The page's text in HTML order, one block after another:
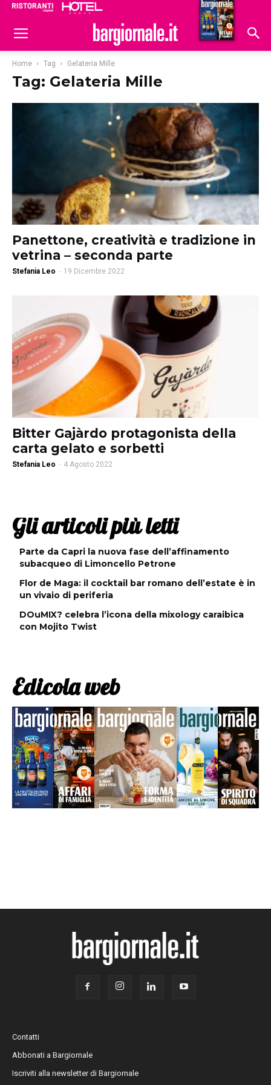
Hoteldomani
Home Tag Gelateria Mille
Tag: Gelateria Mille
Panettone, creatività e tradizione in
vetrina – seconda parte
Stefania Leo - 19 Dicembre 2022
Bitter Gajàrdo protagonista della
carta gelato e sorbetti
Stefania Leo - 4 Agosto 2022
Gli articoli più letti
Parte da Capri la nuova fase dell’affinamento
subacqueo di Limoncello Petrone
Flor de Maga: il cocktail bar romano dell’estate è in
un vivaio di periferia
DOuMIX? celebra l’icona della mixology caraibica
con Mojito Twist
Edicola web
Contatti
Abbonati a Bargiornale
Iscriviti alla newsletter di Bargiornale